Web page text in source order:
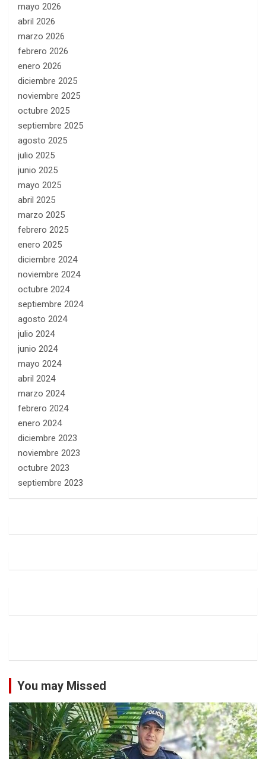
mayo 2026
abril 2026
marzo 2026
febrero 2026
enero 2026
diciembre 2025
noviembre 2025
octubre 2025
septiembre 2025
agosto 2025
julio 2025
junio 2025
mayo 2025
abril 2025
marzo 2025
febrero 2025
enero 2025
diciembre 2024
noviembre 2024
octubre 2024
septiembre 2024
agosto 2024
julio 2024
junio 2024
mayo 2024
abril 2024
marzo 2024
febrero 2024
enero 2024
diciembre 2023
noviembre 2023
octubre 2023
septiembre 2023
You may Missed